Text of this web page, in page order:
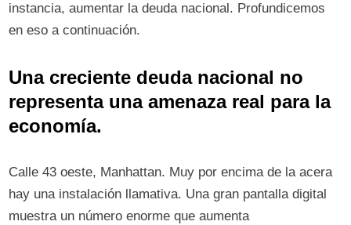
instancia, aumentar la deuda nacional. Profundicemos
en eso a continuación.
Una creciente deuda nacional no
representa una amenaza real para la
economía.
Calle 43 oeste, Manhattan. Muy por encima de la acera
hay una instalación llamativa. Una gran pantalla digital
muestra un número enorme que aumenta